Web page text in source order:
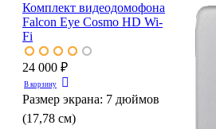
Комплект видеодомофона
Falcon Eye Cosmo HD Wi-
Fi
24 000 ₽
В корзину
Размер экрана: 7 дюймов
(17,78 см)